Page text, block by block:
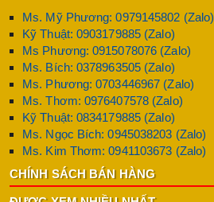
Ms. Mỹ Phương: 0979145802 (Zalo)
Kỹ Thuật: 0903179885 (Zalo)
Ms Phương: 0915078076 (Zalo)
Ms. Bích: 0378963505 (Zalo)
Ms. Phương: 0703446967 (Zalo)
Ms. Thơm: 0976407578 (Zalo)
Kỹ Thuật: 0834179885 (Zalo)
Ms. Ngọc Bích: 0945038203 (Zalo)
Ms. Kim Thơm: 0941103673 (Zalo)
CHÍNH SÁCH BÁN HÀNG